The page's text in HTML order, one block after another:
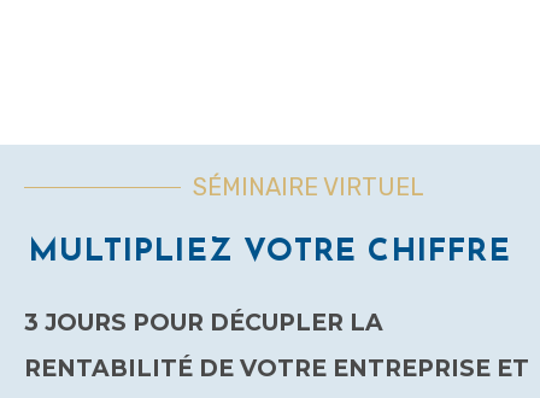
SÉMINAIRE VIRTUEL
MULTIPLIEZ VOTRE CHIFFRE
3 JOURS POUR DÉCUPLER LA
RENTABILITÉ DE VOTRE ENTREPRISE ET